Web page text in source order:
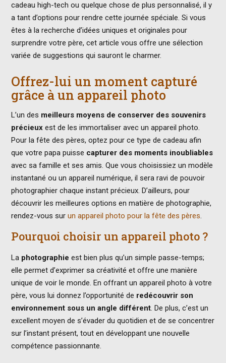
cadeau high-tech ou quelque chose de plus personnalisé, il y
a tant d’options pour rendre cette journée spéciale. Si vous
êtes à la recherche d’idées uniques et originales pour
surprendre votre père, cet article vous offre une sélection
variée de suggestions qui sauront le charmer.
Offrez-lui un moment capturé
grâce à un appareil photo
L’un des meilleurs moyens de conserver des souvenirs
précieux est de les immortaliser avec un appareil photo.
Pour la fête des pères, optez pour ce type de cadeau afin
que votre papa puisse capturer des moments inoubliables
avec sa famille et ses amis. Que vous choisissiez un modèle
instantané ou un appareil numérique, il sera ravi de pouvoir
photographier chaque instant précieux. D’ailleurs, pour
découvrir les meilleures options en matière de photographie,
rendez-vous sur un appareil photo pour la fête des pères.
Pourquoi choisir un appareil photo ?
La photographie est bien plus qu’un simple passe-temps;
elle permet d’exprimer sa créativité et offre une manière
unique de voir le monde. En offrant un appareil photo à votre
père, vous lui donnez l’opportunité de redécouvrir son
environnement sous un angle différent. De plus, c’est un
excellent moyen de s’évader du quotidien et de se concentrer
sur l’instant présent, tout en développant une nouvelle
compétence passionnante.